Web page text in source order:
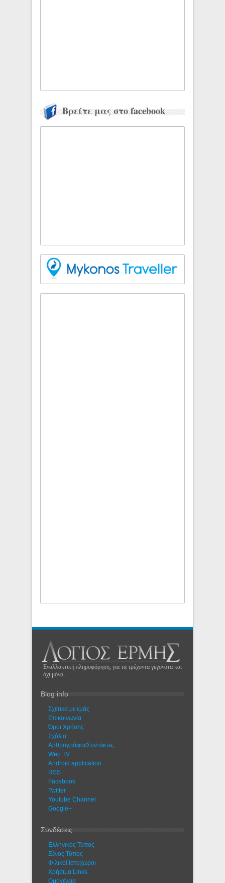
Βρείτε μας στο facebook
Εναλλακτική πληροφόρηση, για τα τρέχοντα γεγονότα και
όχι μόνο...
Blog info
Σχετικά με εμάς
Eπικοινωνία
Όροι Χρήσης
Σχόλια
Αρθρογράφοι/Συντάκτες
Web TV
Android application
RSS
Facebook
Twitter
Youtube Channel
Google+
Συνδέσεις
Ελληνικός Τύπος
Ξένος Τύπος
Φιλικοί Ιστοχώροι
Χρήσιμα Links
Ομογένεια